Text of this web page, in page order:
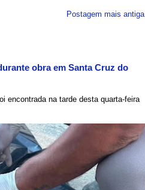
Postagem mais antiga
obra em Santa Cruz do
encontrada na tarde desta quarta-feira